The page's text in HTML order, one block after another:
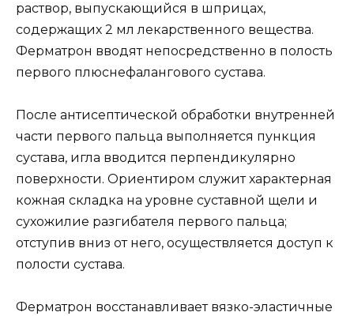
раствор, выпускающийся в шприцах,
содержащих 2 мл лекарственного вещества.
Ферматрон вводят непосредственно в полость
первого плюснефалангового сустава.
После антисептической обработки внутренней
части первого пальца выполняется пункция
сустава, игла вводится перпендикулярно
поверхности. Ориентиром служит характерная
кожная складка на уровне суставной щели и
сухожилие разгибателя первого пальца;
отступив вниз от него, осуществляется доступ к
полости сустава.
Ферматрон восстанавливает вязко-эластичные